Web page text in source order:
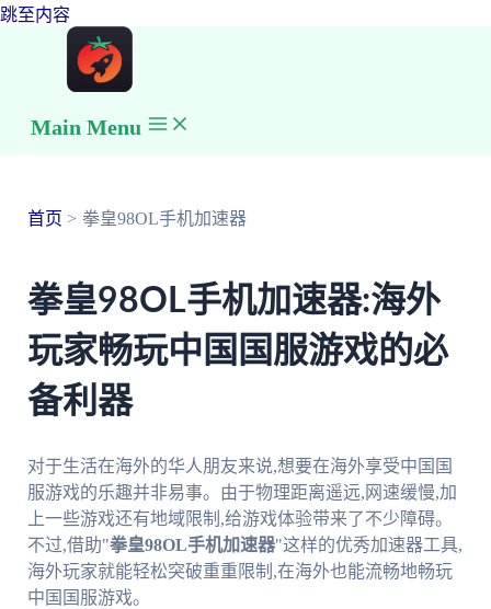
跳至内容
Main Menu
首页 拳皇98OL手机加速器
拳皇98OL手机加速器:海外
玩家畅玩中国国服游戏的必
备利器
对于生活在海外的华人朋友来说,想要在海外享受中国国
服游戏的乐趣并非易事。由于物理距离遥远,网速缓慢,加
上一些游戏还有地域限制,给游戏体验带来了不少障碍。
不过,借助"拳皇98OL手机加速器"这样的优秀加速器工具,
海外玩家就能轻松突破重重限制,在海外也能流畅地畅玩
中国国服游戏。